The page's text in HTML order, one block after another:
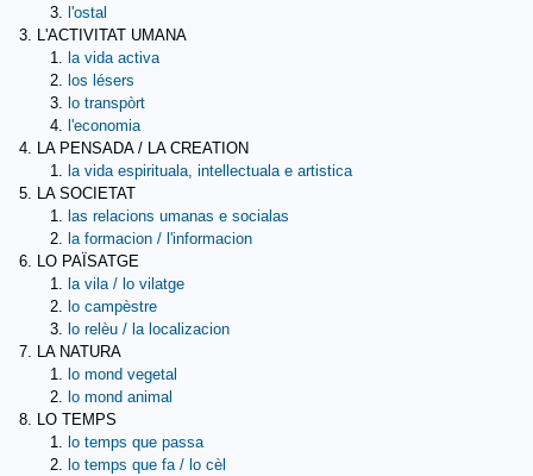
l'ostal
L'ACTIVITAT UMANA
la vida activa
los lésers
lo transpòrt
l'economia
LA PENSADA / LA CREATION
la vida espirituala, intellectuala e artistica
LA SOCIETAT
las relacions umanas e socialas
la formacion / l'informacion
LO PAÏSATGE
la vila / lo vilatge
lo campèstre
lo relèu / la localizacion
LA NATURA
lo mond vegetal
lo mond animal
LO TEMPS
lo temps que passa
lo temps que fa / lo cèl